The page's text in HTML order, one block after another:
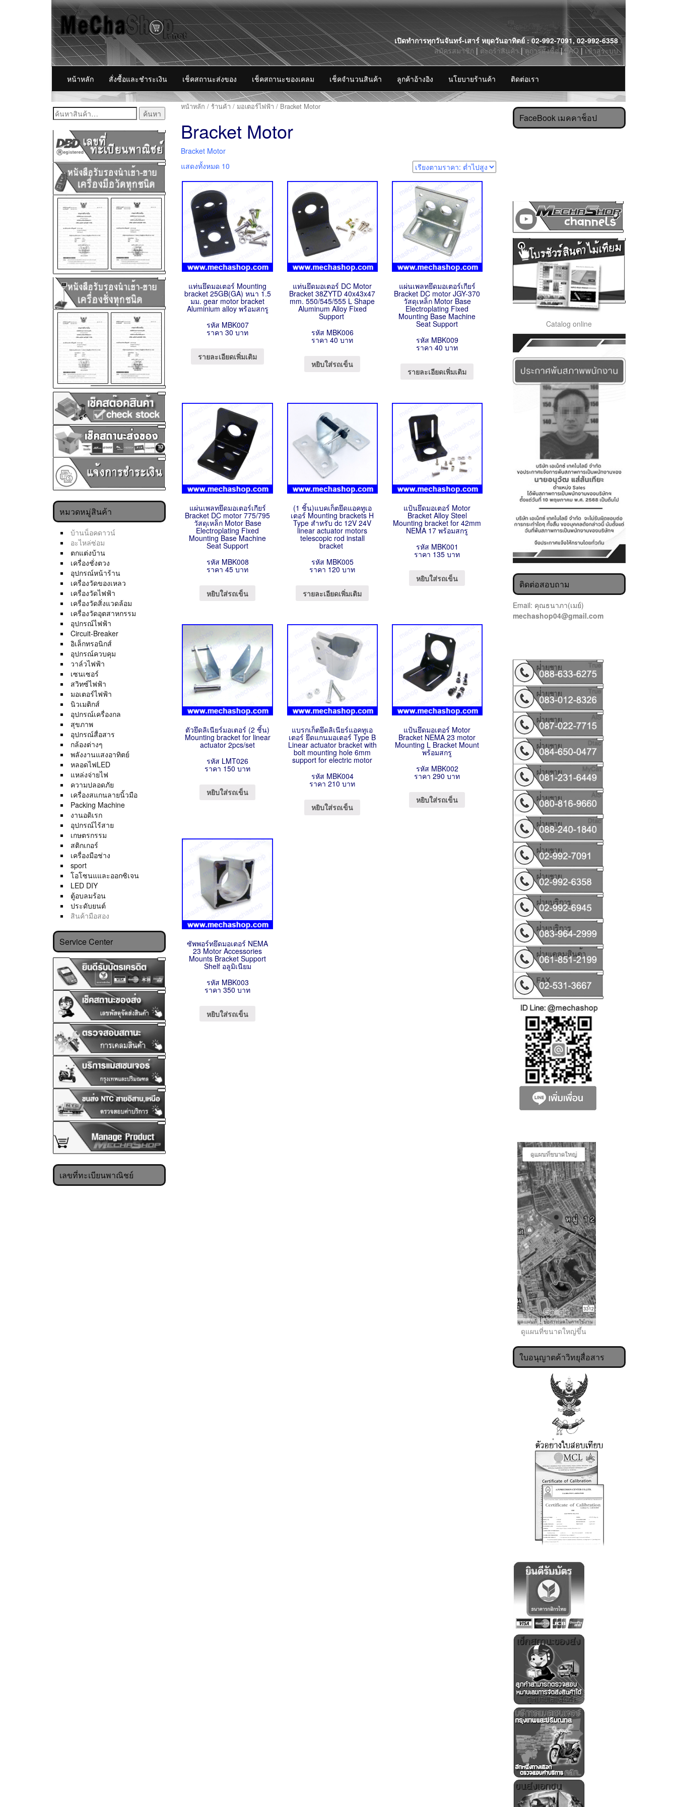
Skip
to
content
เปิดทำการทุกวันจันทร์-เสาร์ หยุดวันอาทิตย์ : 02-992-7091, 02-992-6358
สมัครสมาชิก | ตะกร้าสินค้า|ดูการสั่งซื้อ|FAQ | เข้าสู่ระบบ
หน้าหลัก สั่งซื้อและชำระเงิน เช็คสถานะส่งของ เช็คสถานะของเคลม เช็คจำนวนสินค้า ลูกค้าอ้างอิง นโยบายร้านค้า ติดต่อเรา
ค้นหา:
หมวดหมู่สินค้า
บ้านน็อคดาวน์
อะไหล่ซ่อม
ตกแต่งบ้าน
เครื่องชั่งตวง
อุปกรณ์หน้าร้าน
เครื่องวัดของเหลว
เครื่องวัดไฟฟ้า
เครื่องวัดสิ่งแวดล้อม
เครื่องวัดอุตสาหกรรม
อุปกรณ์ไฟฟ้า
Circuit-Breaker
อิเล็กทรอนิกส์
อุปกรณ์ควบคุม
วาล์วไฟฟ้า
เซนเซอร์
สวิทซ์ไฟฟ้า
มอเตอร์ไฟฟ้า
นิวเมติกส์
อุปกรณ์เครื่องกล
สุขภาพ
อุปกรณ์สื่อสาร
กล้องต่างๆ
พลังงานแสงอาทิตย์
หลอดไฟLED
แหล่งจ่ายไฟ
ความปลอดภัย
เครื่องสแกนลายนิ้วมือ
Packing Machine
งานอดิเรก
อุปกรณ์ไร้สาย
เกษตรกรรม
สติกเกอร์
เครื่องมือช่าง
sport
โอโซนแและออกซิเจน
LED DIY
ตู้อบลมร้อน
ประดับยนต์
สินค้ามือสอง
Service Center
เลขที่ทะเบียนพาณิชย์
หน้าหลัก / ร้านค้า /มอเตอร์ไฟฟ้า / Bracket Motor
Bracket Motor
Bracket Motor
แสดงทั้งหมด 10
แท่นยึดมอเตอร์ Mounting
bracket 25GB(GA) หนา 1.5
มม. gear motor bracket
Aluminium alloy พร้อมสกรู
รหัส MBK007
ราคา 30 บาท
รายละเอียดเพิ่มเติม
แท่นยึดมอเตอร์ DC Motor
Bracket 38ZYTD 40x43x47
mm. 550/545/555 L Shape
Aluminum Alloy Fixed
Support
รหัส MBK006
ราคา 40 บาท
หยิบใส่รถเข็น
แผ่นเพลทยึดมอเตอร์เกียร์
Bracket DC motor JGY-370
วัสดุเหล็ก Motor Base
Electroplating Fixed
Mounting Base Machine
Seat Support
รหัส MBK009
ราคา 40 บาท
รายละเอียดเพิ่มเติม
แผ่นเพลทยึดมอเตอร์เกียร์
Bracket DC motor 775/795
วัสดุเหล็ก Motor Base
Electroplating Fixed
Mounting Base Machine
Seat Support
รหัส MBK008
ราคา 45 บาท
หยิบใส่รถเข็น
(1 ชิ้น)แบคเก็ตยึดแอคทูเอ
เตอร์ Mounting brackets H
Type สำหรับ dc 12V 24V
linear actuator motors
telescopic rod install
bracket
รหัส MBK005
ราคา 120 บาท
รายละเอียดเพิ่มเติม
แป้นยึดมอเตอร์ Motor
Bracket Alloy Steel
Mounting bracket for 42mm
NEMA 17 พร้อมสกรู
รหัส MBK001
ราคา 135 บาท
หยิบใส่รถเข็น
ตัวยึดลิเนียร์มอเตอร์ (2 ชิ้น)
Mounting bracket for linear
actuator 2pcs/set
รหัส LMT026
ราคา 150 บาท
หยิบใส่รถเข็น
แบรกเก็ตยึดลิเนียร์แอคทูเอ
เตอร์ ยึดแกนมอเตอร์ Type B
Linear actuator bracket with
bolt mounting hole 6mm
support for electric motor
รหัส MBK004
ราคา 210 บาท
หยิบใส่รถเข็น
แป้นยึดมอเตอร์ Motor
Bracket NEMA 23 motor
Mounting L Bracket Mount
พร้อมสกรู
รหัส MBK002
ราคา 290 บาท
หยิบใส่รถเข็น
ซัพพอร์ทยึดมอเตอร์ NEMA
23 Motor Accessories
Mounts Bracket Support
Shelf อลูมิเนียม
รหัส MBK003
ราคา 350 บาท
หยิบใส่รถเข็น
FaceBook เมคคาช็อป
Catalog online
ติดต่อสอบถาม
Email: คุณธนาภา(เมย์)
mechashop04@gmail.com
ดูแผนที่ขนาดใหญ่ขึ้น
ใบอนุญาตค้าวิทยุสื่อสาร